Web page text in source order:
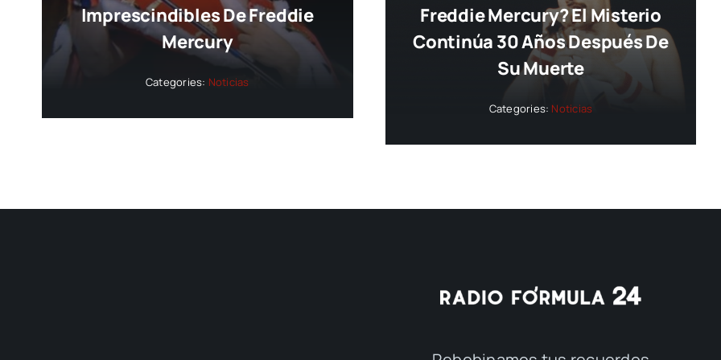
Imprescindibles De Freddie
Mercury
Categories: Noticias
Freddie Mercury? El Misterio
Continúa 30 Años Después De
Su Muerte
Categories: Noticias